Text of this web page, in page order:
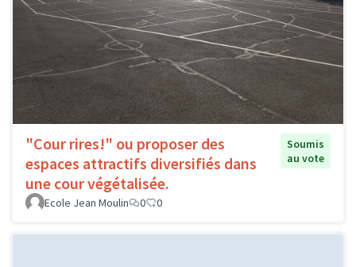
"Cour rires!" ou proposer des
espaces attractifs diversifiés dans
une cour végétalisée.
Soumis
au vote
Ecole Jean Moulin 0 0